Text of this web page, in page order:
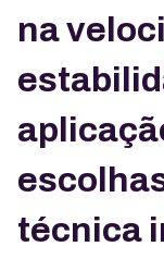
na
técnica